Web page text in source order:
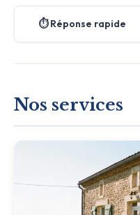
⏱️ Réponse rapide
Nos services